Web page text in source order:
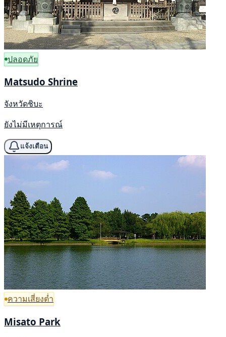
ปลอดภัย
Matsudo Shrine
จังหวัดชิบะ
ยังไม่มีเหตุการณ์
แจ้งเตือน
ความเสี่ยงต่ำ
Misato Park